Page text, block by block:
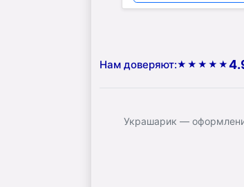
Нам доверяют:★★★★★
Украшарик —